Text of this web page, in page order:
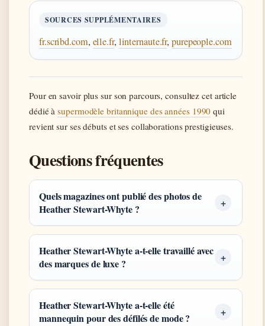
SOURCES SUPPLÉMENTAIRES
fr.scribd.com, elle.fr, linternaute.fr,purepeople.com
Pour en savoir plus sur son parcours, consultez cet article
dédié àsupermodèle britannique des années 1990 qui
revient sur ses débuts et ses collaborations prestigieuses.
Questions fréquentes
Quels magazines ont publié des photos de
Heather Stewart-Whyte ?
Heather Stewart-Whyte a-t-elle travaillé avec
des marques de luxe ?
Heather Stewart-Whyte a-t-elle été
mannequin pour des défilés de mode ?